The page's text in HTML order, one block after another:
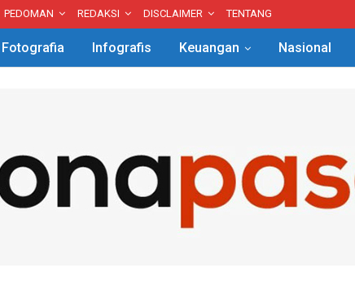
PEDOMAN REDAKSI DISCLAIMER TENTANG
Fotografia Infografis Keuangan Nasional